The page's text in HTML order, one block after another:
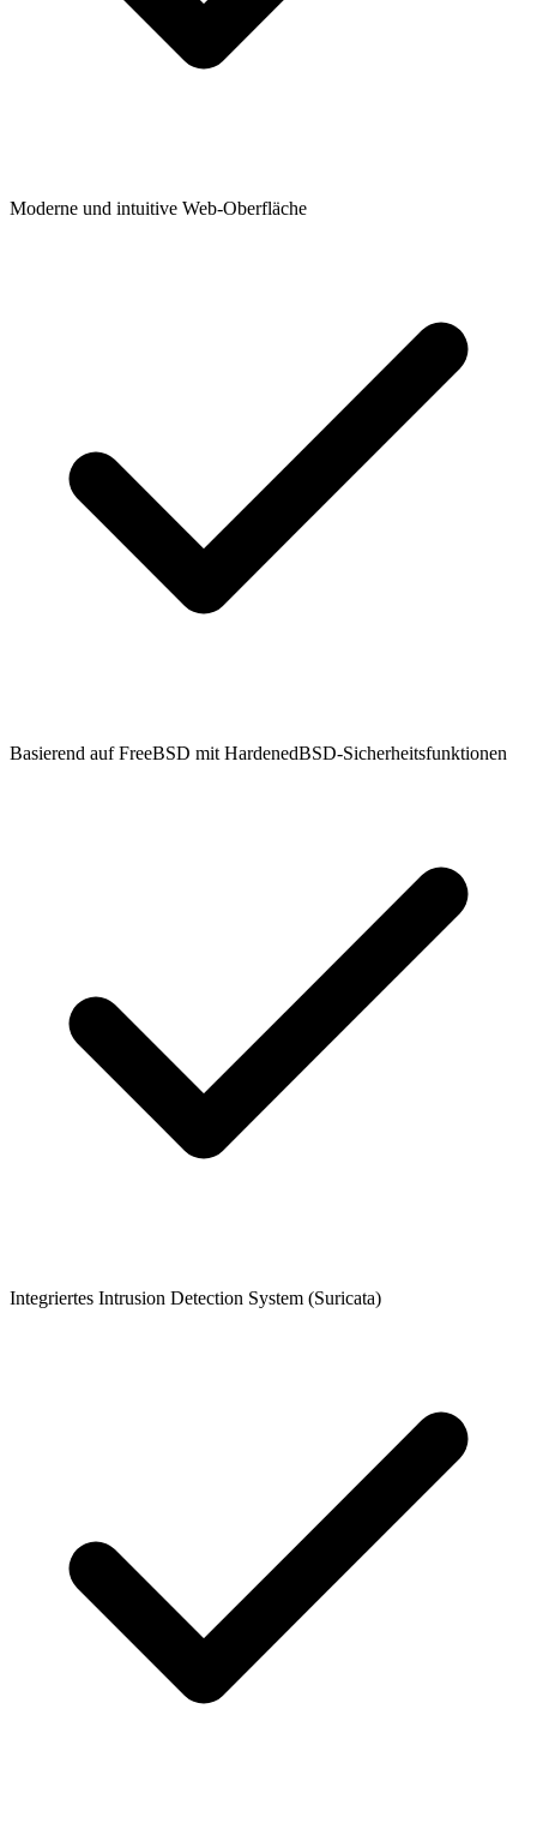
Moderne und intuitive Web-Oberfläche
Basierend auf FreeBSD mit HardenedBSD-Sicherheitsfunktionen
Integriertes Intrusion Detection System (Suricata)